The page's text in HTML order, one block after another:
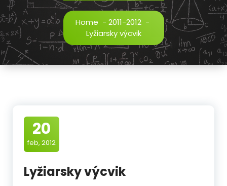
Home - 2011-2012 -
Lyžiarsky výcvik
20
feb, 2012
Lyžiarsky výcvik